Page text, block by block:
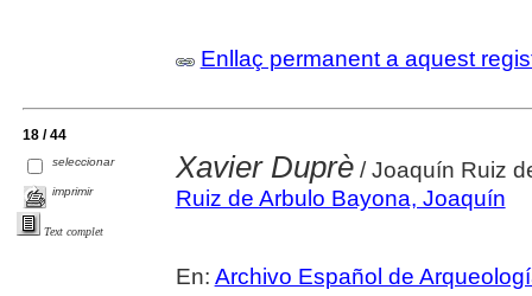
Enllaç permanent a aquest
18 / 44
seleccionar
imprimir
Text complet
Xavier Duprè/ Joaquín Ruiz
Ruiz de Arbulo Bayona, Joaquín
En: Archivo Español de